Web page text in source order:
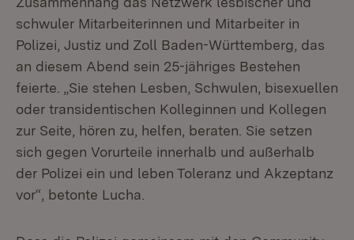
schwuler Mitarbeiterinnen und Mitarbeiter in
Polizei, Justiz und Zoll Baden-Württemberg, das
an diesem Abend sein 25-jähriges Bestehen
feierte. „Sie stehen Lesben, Schwulen, bisexuellen
oder transidentischen Kolleginnen und Kollegen
zur Seite, hören zu, helfen, beraten. Sie setzen
sich gegen Vorurteile innerhalb und außerhalb
der Polizei ein und leben Toleranz und Akzeptanz
vor“, betonte Lucha.